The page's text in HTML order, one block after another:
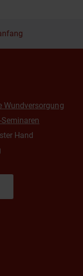
Wundversorgung
Seminaren
Hand